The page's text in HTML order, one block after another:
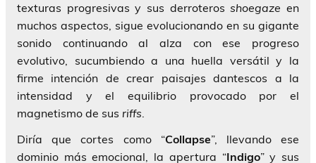
texturas progresivas y sus derroterosshoegaze en
muchos aspectos, sigue evolucionando en su gigante
sonido continuando al alza con ese progreso
evolutivo, sucumbiendo a una huella versátil y la
firme intención de crear paisajes dantescos a la
intensidad y el equilibrio provocado por el
magnetismo de sus riffs.
Diría que cortes como “Collapse”, llevando ese
dominio más emocional, la apertura “Indigo” y sus